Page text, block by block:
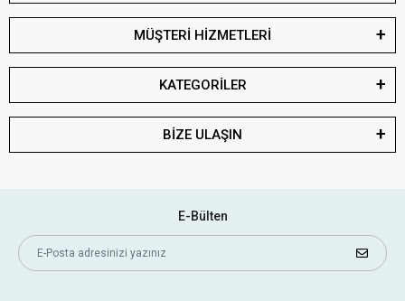
MÜŞTERİ HİZMETLERİ
KATEGORİLER
BİZE ULAŞIN
E-Bülten